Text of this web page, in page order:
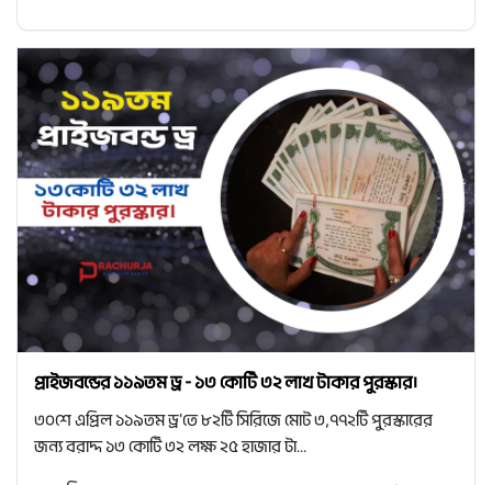
প্রাইজবন্ডের ১১৯তম ড্র - ১৩ কোটি ৩২ লাখ টাকার পুরস্কার।
৩০শে এপ্রিল ১১৯তম ড্র'তে ৮২টি সিরিজে মোট ৩,৭৭২টি পুরস্কারের
জন্য বরাদ্দ ১৩ কোটি ৩২ লক্ষ ২৫ হাজার টা...